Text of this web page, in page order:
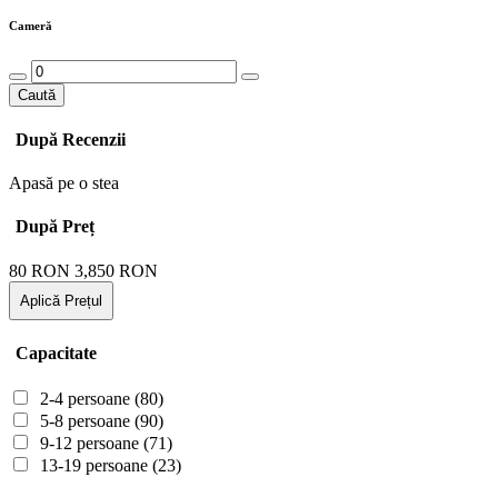
Cameră
Caută
După Recenzii
Apasă pe o stea
După Preț
80 RON 3,850 RON
Aplică Prețul
Capacitate
2-4 persoane (80)
5-8 persoane (90)
9-12 persoane (71)
13-19 persoane (23)